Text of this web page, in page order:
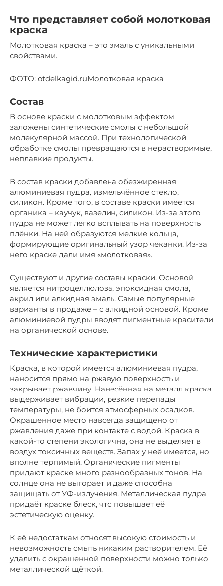
Что представляет собой молотковая
краска
Молотковая краска – это эмаль с уникальными
свойствами.
ФОТО: otdelkagid.ruМолотковая краска
Состав
В основе краски с молотковым эффектом
заложены синтетические смолы с небольшой
молекулярной массой. При технологической
обработке смолы превращаются в нерастворимые,
неплавкие продукты.
В состав краски добавлена обезжиренная
алюминиевая пудра, измельчённое стекло,
силикон. Кроме того, в составе краски имеется
органика – каучук, вазелин, силикон. Из-за этого
пудра не может легко всплывать на поверхность
плёнки. На ней образуются мелкие кольца,
формирующие оригинальный узор чеканки. Из-за
него краске дали имя «молотковая».
Существуют и другие составы краски. Основой
является нитроцеллюлоза, эпоксидная смола,
акрил или алкидная эмаль. Самые популярные
варианты в продаже – с алкидной основой. Кроме
алюминиевой пудры вводят пигментные красители
на органической основе.
Технические характеристики
Краска, в которой имеется алюминиевая пудра,
наносится прямо на ржавую поверхность и
закрывает ржавчину. Нанесённая на металл краска
выдерживает вибрации, резкие перепады
температуры, не боится атмосферных осадков.
Окрашенное место навсегда защищено от
ржавления даже при контакте с водой. Краска в
какой-то степени экологична, она не выделяет в
воздух токсичных веществ. Запах у неё имеется, но
вполне терпимый. Органические пигменты
придают краске много разнообразных тонов. На
солнце она не выгорает и даже способна
защищать от УФ-излучения. Металлическая пудра
придаёт краске блеск, что повышает её
эстетическую оценку.
К её недостаткам относят высокую стоимость и
невозможность смыть никаким растворителем. Её
удалить с окрашенной поверхности можно только
металлической щёткой.